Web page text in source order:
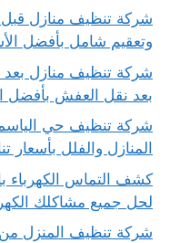
شركة تنظيف منازل
وتعقيم شامل بأفضل
شركة تنظيف منازل بعد
بعد نقل العفش بأفضل
شركة تنظيف حي
المنازل والفلل بأسعار
كشف التماس الكهرباء
لحل جميع مشاكلك
شركة تنظيف المنزل